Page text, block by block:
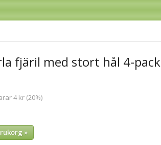
fjäril med stort hål 4-pack
4 kr (20%)
»